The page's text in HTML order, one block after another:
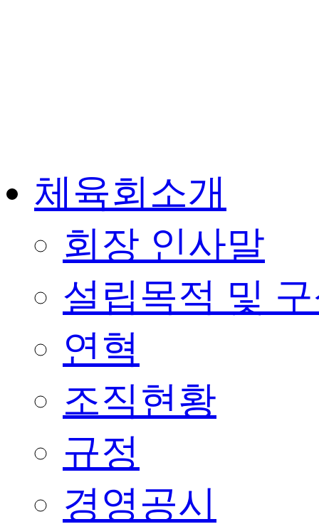
체육회소개
회장 인사말
설립목적 및
연혁
조직현황
규정
경영공시